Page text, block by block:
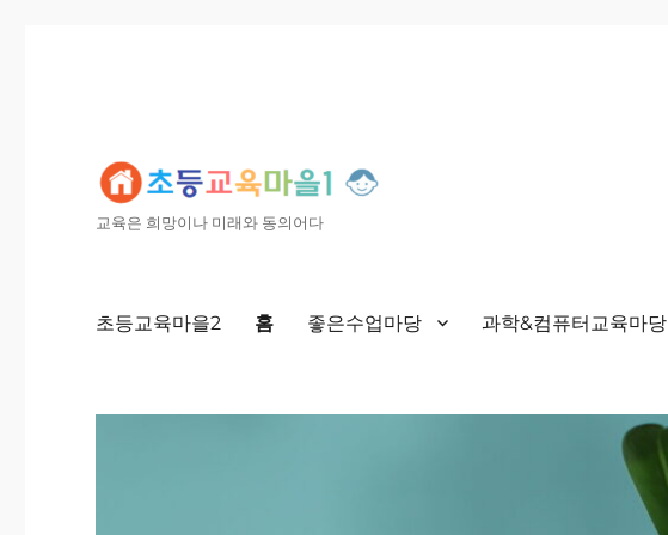
교육은 희망이나 미래와 동의어다
초등교육마을2 홈 좋은수업마당 과학&컴퓨터교육마당